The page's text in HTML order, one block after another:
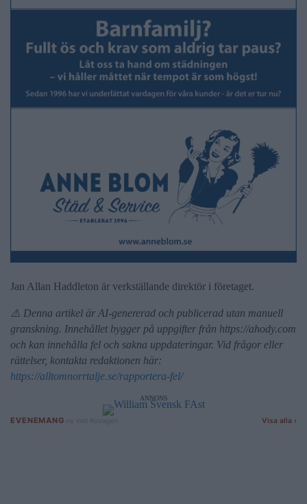
Jan Allan Haddleton är verkställande direktör i företaget.
⚠️ Denna artikel är AI-genererad och publicerad utan manuell
granskning. Innehållet bygger på uppgifter från https://ahody.com
och kan innehålla fel och sakna uppdateringar. Vid frågor eller
rättelser, kontakta redaktionen här:
https://alltomnorrtalje.se/rapportera-fel/
ANNONS